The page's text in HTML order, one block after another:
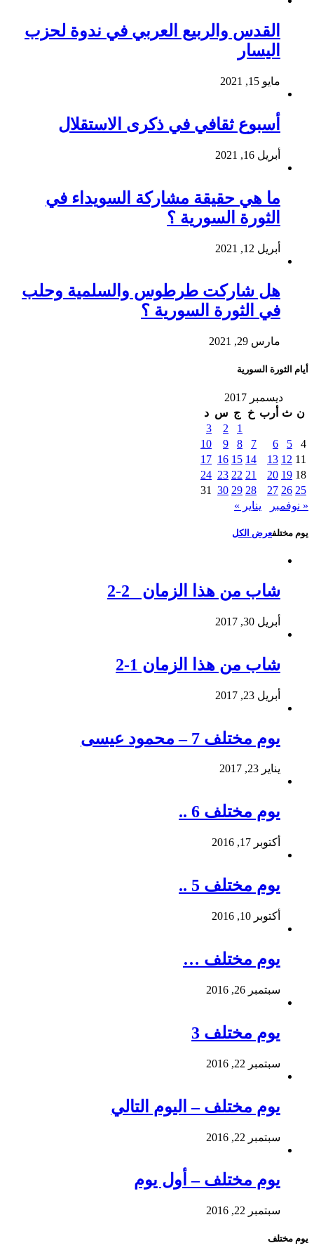
القدس والربيع العربي في ندوة لحزب
اليسار
مايو 15, 2021
أسبوع ثقافي في ذكرى الاستقلال
أبريل 16, 2021
ما هي حقيقة مشاركة السويداء في
الثورة السورية ؟
أبريل 12, 2021
هل شاركت طرطوس والسلمية وحلب
في الثورة السورية ؟
مارس 29, 2021
أيام الثورة السورية
ديسمبر 2017
ن ث أرب خ ج س د
1
2
3
4
5
6
7
8
9
10
11
12
13
14
15
16
17
18
19
20
21
22
23
24
25
26
27
28
29
30
31
« نوفمبر
يناير »
يوم مختلفعرض الكل
شاب من هذا الزمان 2-2
أبريل 30, 2017
شاب من هذا الزمان 1-2
أبريل 23, 2017
يوم مختلف 7 – محمود عيسى
يناير 23, 2017
يوم مختلف 6 ..
أكتوبر 17, 2016
يوم مختلف 5 ..
أكتوبر 10, 2016
يوم مختلف …
سبتمبر 26, 2016
يوم مختلف 3
سبتمبر 22, 2016
يوم مختلف – اليوم التالي
سبتمبر 22, 2016
يوم مختلف – أول يوم
سبتمبر 22, 2016
يوم مختلف